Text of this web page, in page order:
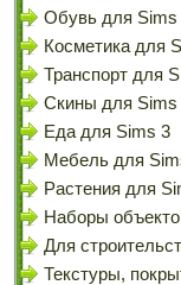
Обувь для Sims
Косметика для
Транспорт для
Скины для Sims
Еда для Sims 3
Мебель для
Растения для
Наборы
Для
Текстуры,